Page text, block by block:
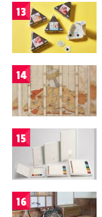
13
14
15
16